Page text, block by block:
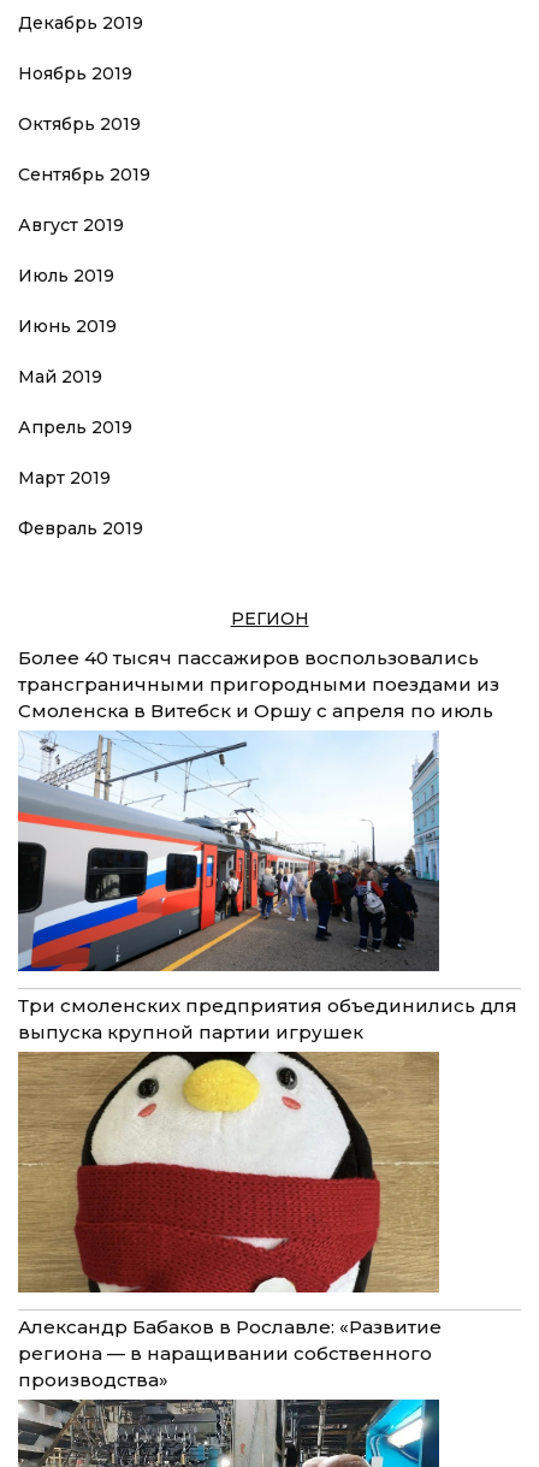
Декабрь 2019
Ноябрь 2019
Октябрь 2019
Сентябрь 2019
Август 2019
Июль 2019
Июнь 2019
Май 2019
Апрель 2019
Март 2019
Февраль 2019
РЕГИОН
Более 40 тысяч пассажиров воспользовались
трансграничными пригородными поездами из
Смоленска в Витебск и Оршу с апреля по июль
Три смоленских предприятия объединились для
выпуска крупной партии игрушек
Александр Бабаков в Рославле: «Развитие
региона — в наращивании собственного
производства»